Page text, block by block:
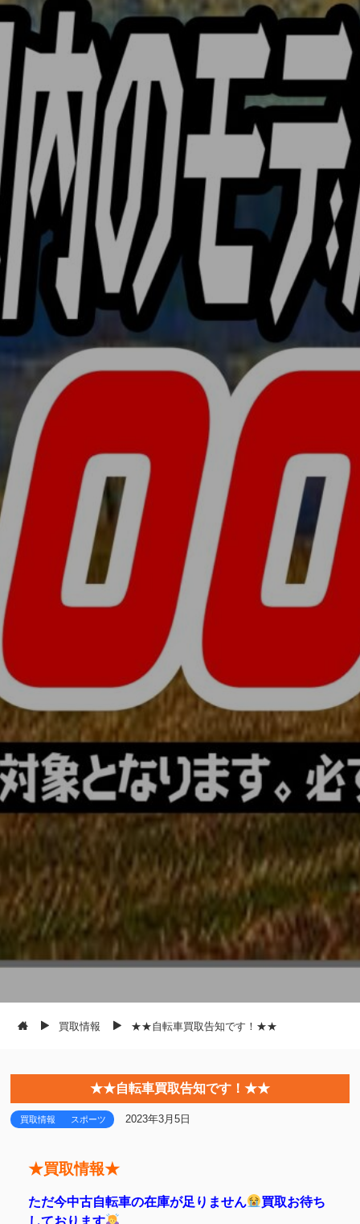
買取情報 ★★自転車買取告知です！★★
★★自転車買取告知です！★★
買取情報 スポーツ 2023年3月5日
★買取情報★
ただ今中古自転車の在庫が足りません
買取お待ち
しております